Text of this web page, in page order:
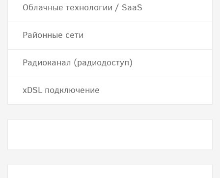
Облачные технологии / SaaS
Районные сети
Радиоканал (радиодоступ)
хDSL подключение